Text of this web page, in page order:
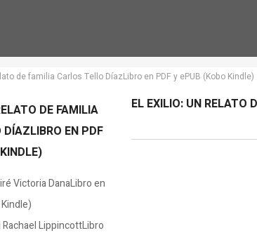
Tu
de familia Carlos Tello DíazLibro en PDF y ePUB (Kobo Kindle)
DE FAMILIA
DÍAZLIBRO EN PDF
Victoria DanaLibro en
LippincottLibro
EL EXILIO: UN RELATO